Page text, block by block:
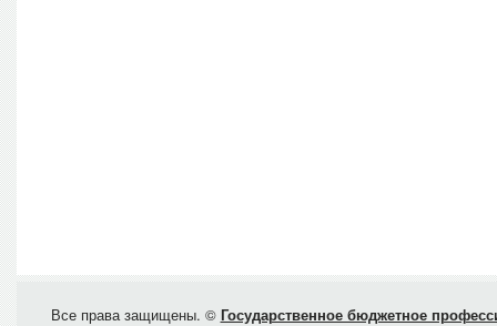
Все права защищены. © Государственное бюджетное